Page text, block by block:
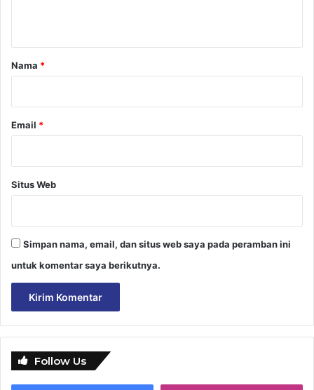
r
Nama *
Email *
Situs Web
Simpan nama, email, dan situs web saya pada peramban ini
untuk komentar saya berikutnya.
Follow Us